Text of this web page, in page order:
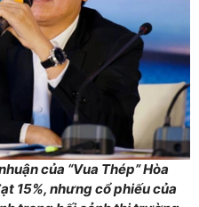
của “Vua Thép” Hòa
15%, nhưng cổ phiếu của